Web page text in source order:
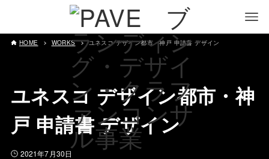
HOME WORKS ユネスコ デザイン都市・神戸 申請書 デザイン
ユネスコ デザイン都市・神
戸 申請書 デザイン
2021年7月30日